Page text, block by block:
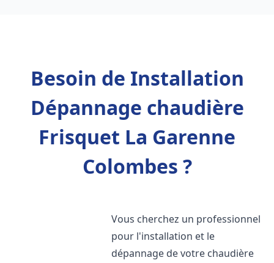
Besoin de Installation
Dépannage chaudière
Frisquet La Garenne
Colombes ?
Vous cherchez un professionnel
pour l'installation et le
dépannage de votre chaudière